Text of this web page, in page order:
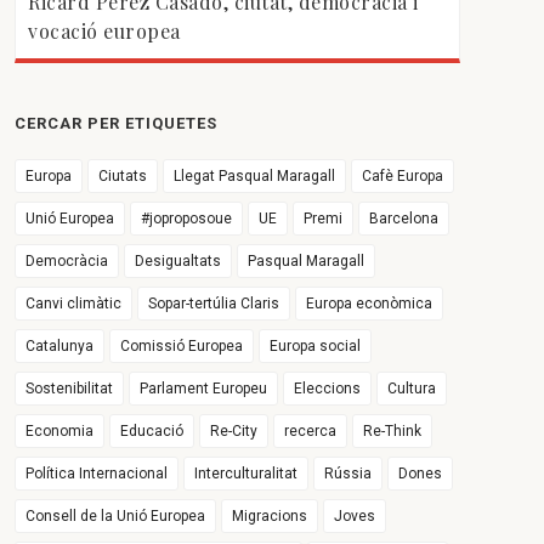
vocació europea
CERCAR PER ETIQUETES
Europa Ciutats Llegat Pasqual Maragall Cafè Europa
Unió Europea #joproposoue UE Premi Barcelona
Democràcia Desigualtats Pasqual Maragall
Canvi climàtic Sopar-tertúlia Claris Europa econòmica
Catalunya Comissió Europea Europa social
Sostenibilitat Parlament Europeu Eleccions Cultura
Economia Educació Re-City recerca Re-Think
Política Internacional Interculturalitat Rússia Dones
Consell de la Unió Europea Migracions Joves